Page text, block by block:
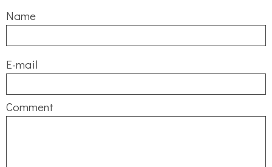
Name
E-mail
Comment